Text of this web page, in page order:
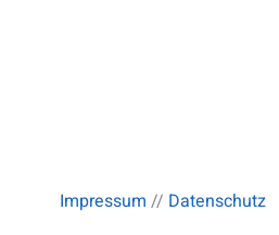
Impressum // Datenschutz